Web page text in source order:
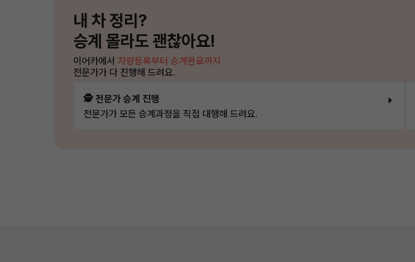
내 차 정리?
승계 몰라도 괜찮아요!
이어카에서 차량등록부터 승계완료까지
전문가가 다 진행해 드려요.
🕵️ 전문가 승계 진행
전문가가 모든 승계과정을 직접 대행해 드려요.